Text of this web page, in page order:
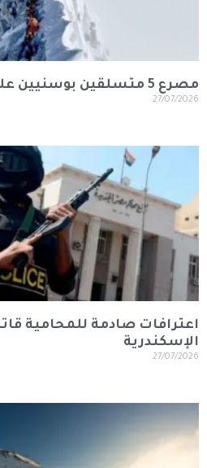
مصرع 5 متسلقين بوسنيين على جبل روسي
27/07/2026
اعترافات صادمة للمحامية
الإسكندرية
27/07/2026